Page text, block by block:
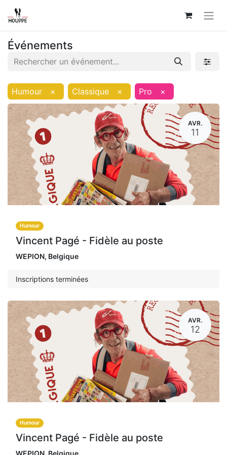
Événements
Humour × Classique × Pro ×
AVR.
11
Humour
Vincent Pagé - Fidèle au poste
WEPION, Belgique
Inscriptions terminées
AVR.
12
Humour
Vincent Pagé - Fidèle au poste
WEPION Belgique